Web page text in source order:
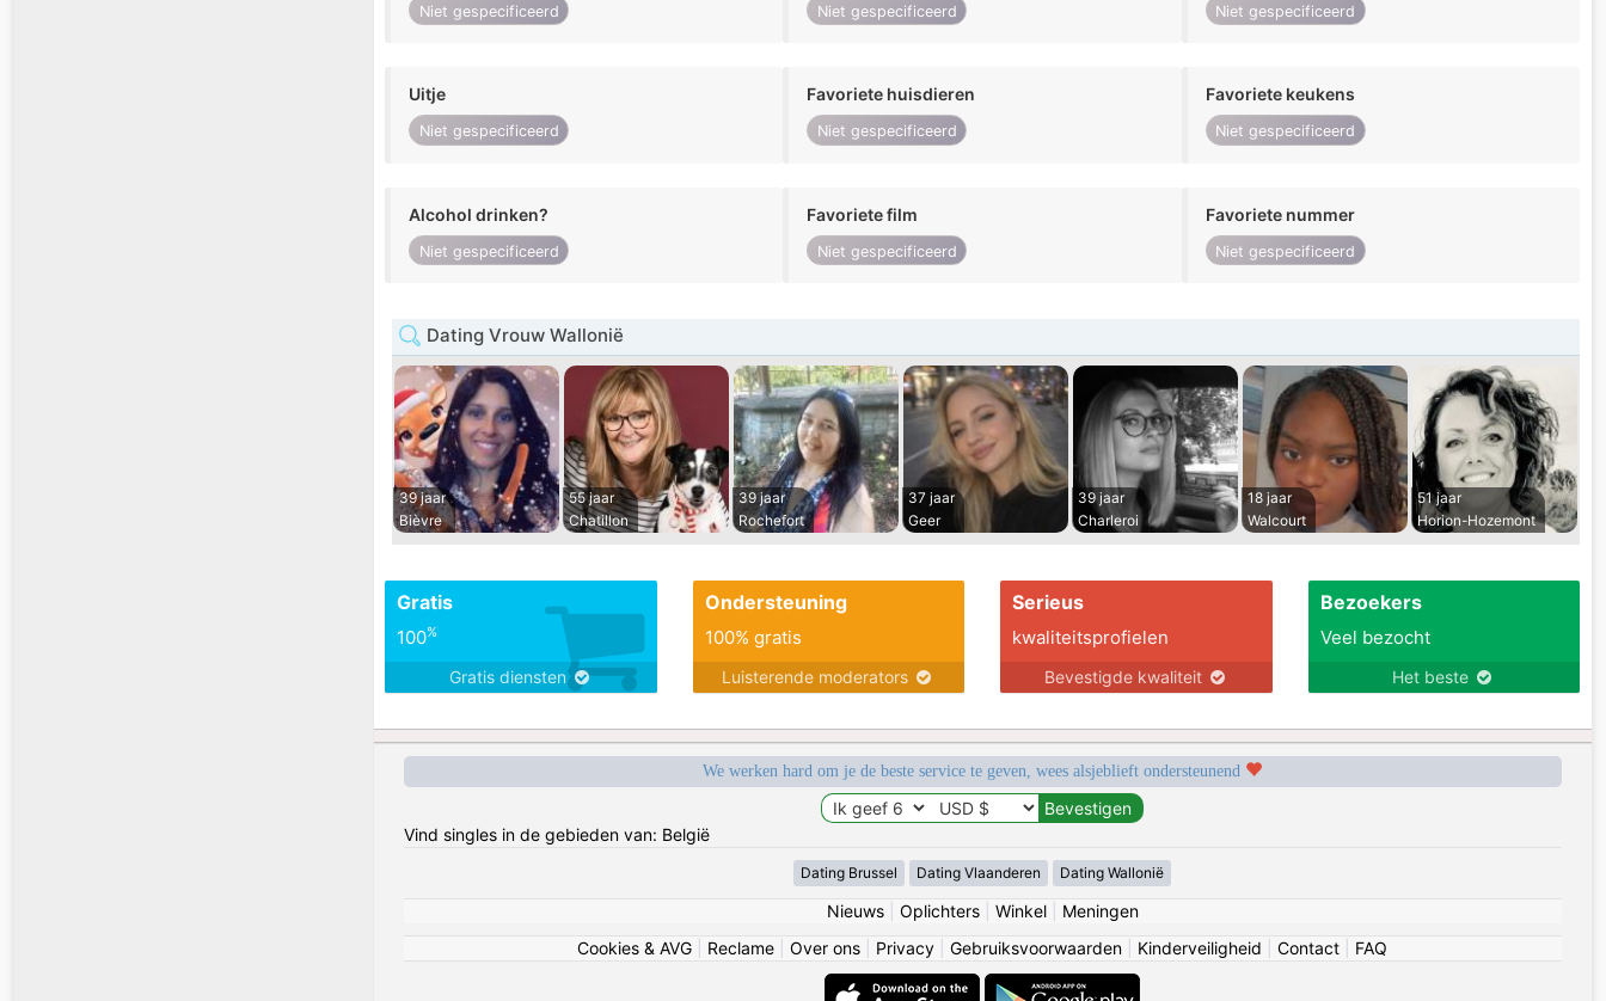
Niet gespecificeerd Niet gespecificeerd Niet gespecificeerd
Uitje
Niet gespecificeerd
Favoriete huisdieren
Niet gespecificeerd
Favoriete keukens
Niet gespecificeerd
Alcohol drinken?
Niet gespecificeerd
Favoriete film
Niet gespecificeerd
Favoriete nummer
Niet gespecificeerd
Dating Vrouw Wallonië
39 jaar
Bièvre
55 jaar
Chatillon
39 jaar
Rochefort
37 jaar
Geer
39 jaar
Charleroi
18 jaar
Walcourt
51 jaar
Horion-Hozemont
Gratis
100%
Gratis diensten
Ondersteuning
100% gratis
Luisterende moderators
Serieus
kwaliteitsprofielen
Bevestigde kwaliteit
Bezoekers
Veel bezocht
Het beste
We werken hard om je de beste service te geven, wees alsjeblieft ondersteunend
Vind singles in de gebieden van: België
Dating Brussel Dating Vlaanderen Dating Wallonië
Nieuws| Oplichters| Winkel| Meningen
Cookies & AVG
Reclame Over ons Privacy Gebruiksvoorwaarden Kinderveiligheid Contact FAQ